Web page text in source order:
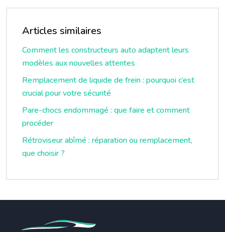
Articles similaires
Comment les constructeurs auto adaptent leurs
modèles aux nouvelles attentes
Remplacement de liquide de frein : pourquoi c’est
crucial pour votre sécurité
Pare-chocs endommagé : que faire et comment
procéder
Rétroviseur abîmé : réparation ou remplacement,
que choisir ?